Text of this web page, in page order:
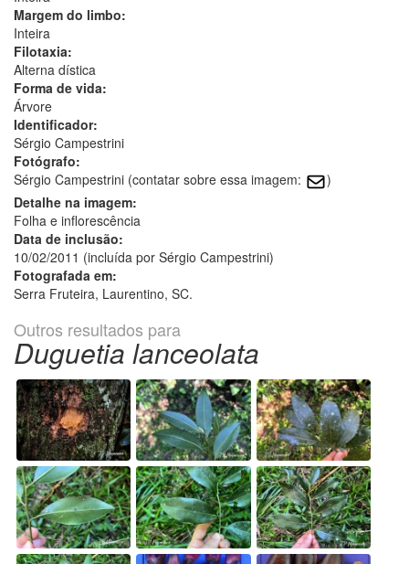
Margem do limbo:
Inteira
Filotaxia:
Alterna dística
Forma de vida:
Árvore
Identificador:
Sérgio Campestrini
Fotógrafo:
Sérgio Campestrini (contatar sobre essa imagem:
)
Detalhe na imagem:
Folha e inflorescência
Data de inclusão:
10/02/2011 (incluída por Sérgio Campestrini)
Fotografada em:
Serra Fruteira, Laurentino, SC.
Outros resultados para
Duguetia lanceolata